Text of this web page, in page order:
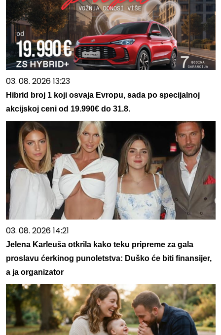
03. 08. 2026 13:23
Hibrid broj 1 koji osvaja Evropu, sada po specijalnoj
akcijskoj ceni od 19.990€ do 31.8.
03. 08. 2026 14:21
Jelena Karleuša otkrila kako teku pripreme za gala
proslavu ćerkinog punoletstva: Duško će biti finansijer,
a ja organizator